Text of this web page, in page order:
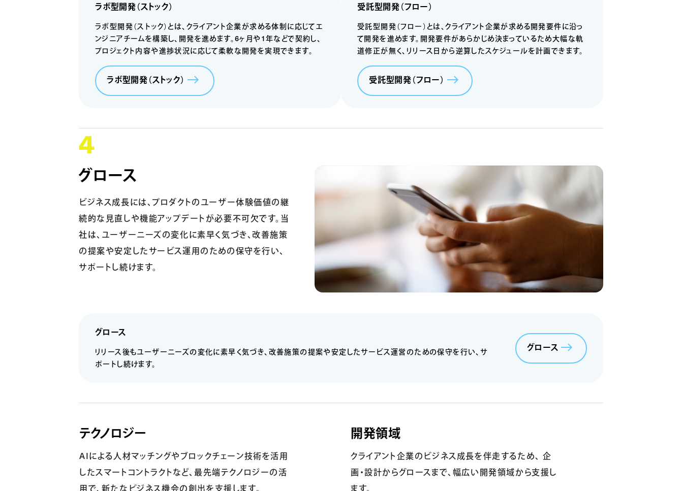
ラボ型開発（ストック）
ラボ型開発（ストック）とは、クライアント企業が求める体制に応じてエ
ンジニアチームを構築し、開発を進めます。6ヶ月や1年などで契約し、
プロジェクト内容や進捗状況に応じて柔軟な開発を実現できます。
ラボ型開発（ストック）
受託型開発（フロー）
受託型開発（フロー）とは、クライアント企業が求める開発要件に沿っ
て開発を進めます。開発要件があらかじめ決まっているため大幅な軌
道修正が無く、リリース日から逆算したスケジュールを計画できます。
受託型開発（フロー）
グロース
ビジネス成長には、プロダクトのユーザー体験価値の継
続的な見直しや機能アップデートが必要不可欠です。当
社は、ユーザーニーズの変化に素早く気づき、改善施策
の提案や安定したサービス運用のための保守を行い、
サポートし続けます。
グロース
リリース後もユーザーニーズの変化に素早く気づき、改善施策の提案や安定したサービス運営のための保守を行い、サ
ポートし続けます。
グロース
テクノロジー
AIによる人材マッチングやブロックチェーン技術を活用
したスマートコントラクトなど、最先端テクノロジーの活
用で、新たなビジネス機会の創出を支援します。
開発領域
クライアント企業のビジネス成長を伴走するため、 企
画・設計からグロースまで、幅広い開発領域から支援し
ます。